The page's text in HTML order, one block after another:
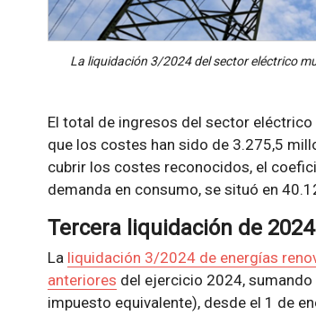
La liquidación 3/2024 del sector eléctrico
El total de ingresos del sector
que los costes han sido de 3.275,5
cubrir los costes reconocidos, el
demanda en consumo, se situó en
Tercera liquidación de
La liquidación 3/2024 de energías
anteriores del ejercicio 2024,
impuesto equivalente), desde el 1 de